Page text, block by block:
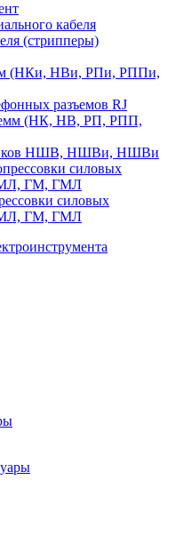
кабеля
(стрипперы)
(НКи, НВи, РПи, РППи,
разъемов RJ
(НК, НВ, РП, РПП,
НШВ, НШВи, НШВи
силовых
ГМ, ГМЛ
силовых
ГМ, ГМЛ